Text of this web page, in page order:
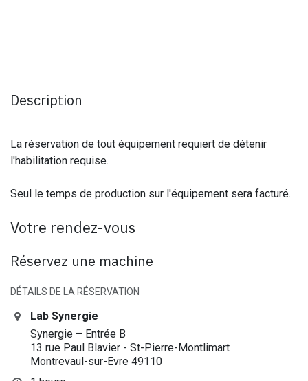
Description
La réservation de tout équipement requiert de détenir
l'habilitation requise.
Seul le temps de production sur l'équipement sera facturé.
Votre rendez-vous
Réservez une machine
DÉTAILS DE LA RÉSERVATION
Lab Synergie
Synergie – Entrée B
13 rue Paul Blavier - St-Pierre-Montlimart
Montrevaul-sur-Evre 49110